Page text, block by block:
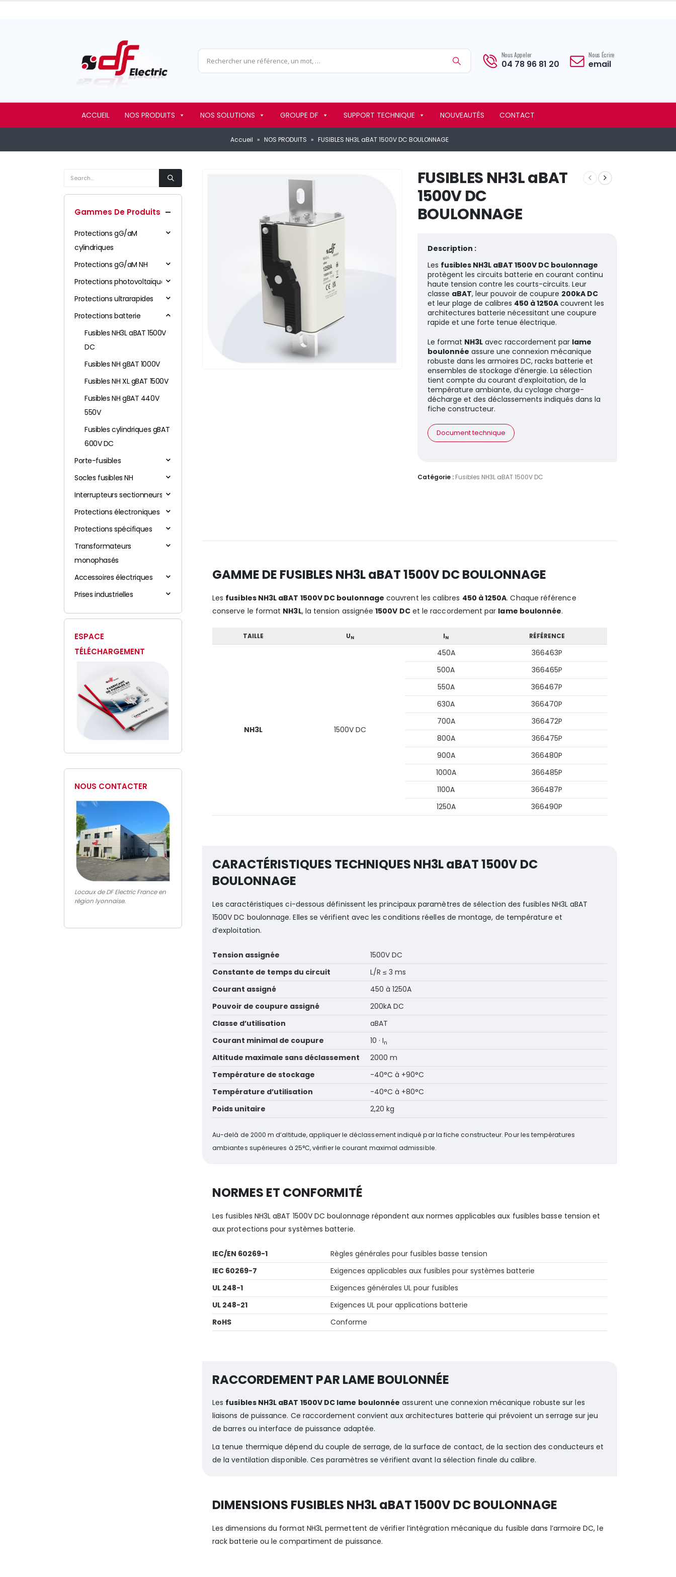
Nous Appeler
04 78 96 81 20
Nous Écrire
email
ACCUEIL NOS PRODUITS NOS SOLUTIONS GROUPE DF SUPPORT TECHNIQUE NOUVEAUTÉS CONTACT
Accueil » NOS PRODUITS » FUSIBLES NH3L aBAT 1500V DC BOULONNAGE
FUSIBLES NH3L aBAT
1500V DC
BOULONNAGE
Description :
Les fusibles NH3L aBAT 1500V DC boulonnage
protègent les circuits batterie en courant continu
haute tension contre les courts-circuits. Leur
classe aBAT, leur pouvoir de coupure 200kA DC
et leur plage de calibres 450 à 1250Acouvrent les
architectures batterie nécessitant une coupure
rapide et une forte tenue électrique.
Le format NH3Lavec raccordement par lame
boulonnée assure une connexion mécanique
robuste dans les armoires DC, racks batterie et
ensembles de stockage d’énergie. La sélection
tient compte du courant d’exploitation, de la
température ambiante, du cyclage charge-
décharge et des déclassements indiqués dans la
fiche constructeur.
Document technique
Catégorie : Fusibles NH3L aBAT 1500V DC
GAMME DE FUSIBLES NH3L aBAT 1500V DC BOULONNAGE
Les fusibles NH3L aBAT 1500V DC boulonnage couvrent les calibres 450 à 1250A. Chaque référence
conserve le format NH3L, la tension assignée1500V DCet le raccordement par lame boulonnée.
TAILLE UN IN RÉFÉRENCE
NH3L 1500V DC
450A
366463P
500A
366465P
550A
366467P
630A
366470P
700A
366472P
800A
366475P
900A
366480P
1000A
366485P
1100A
366487P
1250A
366490P
CARACTÉRISTIQUES TECHNIQUES NH3L aBAT 1500V DC
BOULONNAGE
Les caractéristiques ci-dessous définissent les principaux paramètres de sélection des fusibles NH3L aBAT
1500V DC boulonnage. Elles se vérifient avec les conditions réelles de montage, de température et
d’exploitation.
Tension assignée
1500V DC
Constante de temps du circuit
L/R ≤ 3 ms
Courant assigné
450 à 1250A
Pouvoir de coupure assigné
200kA DC
Classe d’utilisation
aBAT
Courant minimal de coupure
10 · In
Altitude maximale sans déclassement
2000 m
Température de stockage
-40°C à +90°C
Température d’utilisation
-40°C à +80°C
Poids unitaire
2,20 kg
Au-delà de 2000 m d’altitude, appliquer le déclassement indiqué par la fiche constructeur. Pour les températures
ambiantes supérieures à 25°C, vérifier le courant maximal admissible.
NORMES ET CONFORMITÉ
Les fusibles NH3L aBAT 1500V DC boulonnage répondent aux normes applicables aux fusibles basse tension et
aux protections pour systèmes batterie.
IEC/EN 60269-1
Règles générales pour fusibles basse tension
IEC 60269-7
Exigences applicables aux fusibles pour systèmes batterie
UL 248-1
Exigences générales UL pour fusibles
UL 248-21
Exigences UL pour applications batterie
RoHS
Conforme
RACCORDEMENT PAR LAME BOULONNÉE
Les fusibles NH3L aBAT 1500V DC lame boulonnée assurent une connexion mécanique robuste sur les
liaisons de puissance. Ce raccordement convient aux architectures batterie qui prévoient un serrage sur jeu
de barres ou interface de puissance adaptée.
La tenue thermique dépend du couple de serrage, de la surface de contact, de la section des conducteurs et
de la ventilation disponible. Ces paramètres se vérifient avant la sélection finale du calibre.
DIMENSIONS FUSIBLES NH3L aBAT 1500V DC BOULONNAGE
Les dimensions du format NH3L permettent de vérifier l’intégration mécanique du fusible dans l’armoire DC, le
rack batterie ou le compartiment de puissance.
Gammes De Produits
Protections gG/aM
cylindriques
Protections gG/aM NH
Protections photovoltaïques
Protections ultrarapides
Protections batterie
Fusibles NH3L aBAT 1500V
DC
Fusibles NH gBAT 1000V
Fusibles NH XL gBAT 1500V
Fusibles NH gBAT 440V
550V
Fusibles cylindriques gBAT
600V DC
Porte-fusibles
Socles fusibles NH
Interrupteurs sectionneurs
Protections électroniques
Protections spécifiques
Transformateurs
monophasés
Accessoires électriques
Prises industrielles
ESPACE
TÉLÉCHARGEMENT
NOUS CONTACTER
Locaux de DF Electric France en
région lyonnaise.